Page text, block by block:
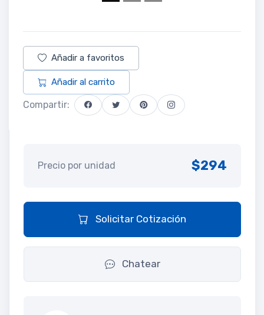
Añadir a favoritos
Añadir al carrito
Compartir:
Precio por unidad $294
Solicitar Cotización
Chatear